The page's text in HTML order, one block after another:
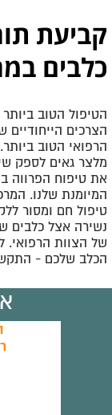
קביעת
כלבים
הטיפול הטוב
הצרכים
הרפואי הטוב
מלצר גאים לספק
את טיפוח הפרווה
המיומנת שלנו.
טיפול חם ומסור
נשירה אצל כלבים
של הצוות הרפואי.
הכלב שלכם -